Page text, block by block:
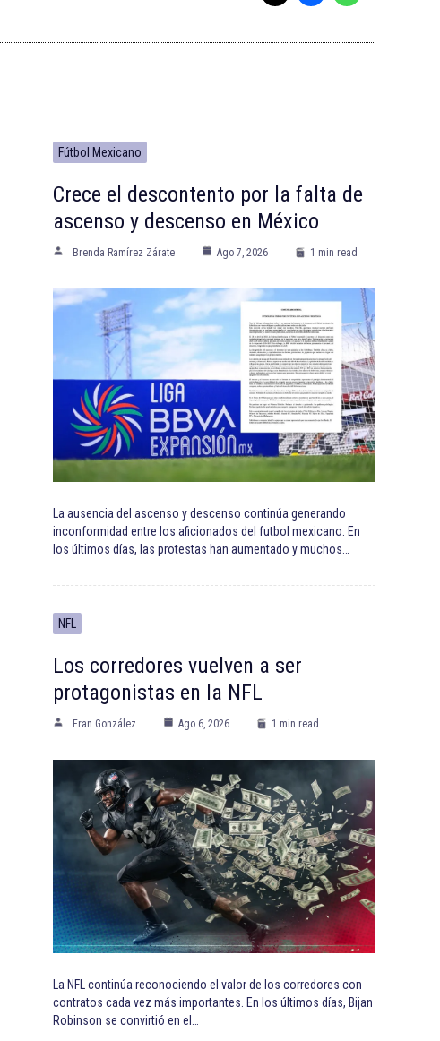
Fútbol Mexicano
Crece el descontento por la falta de
ascenso y descenso en México
Brenda Ramírez Zárate Ago 7, 2026 1 min read
La ausencia del ascenso y descenso continúa generando
inconformidad entre los aficionados del futbol mexicano. En
los últimos días, las protestas han aumentado y muchos…
NFL
Los corredores vuelven a ser
protagonistas en la NFL
Fran González Ago 6, 2026 1 min read
La NFL continúa reconociendo el valor de los corredores con
contratos cada vez más importantes. En los últimos días, Bijan
Robinson se convirtió en el…